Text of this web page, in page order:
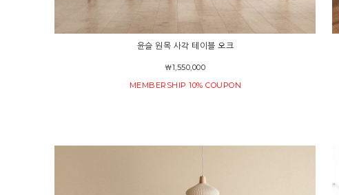
윤슬 원목 사각 테이블 오크
￦1,550,000
MEMBERSHIP 10% COUPON